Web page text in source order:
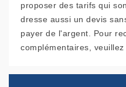
proposer des tarifs qui
dresse aussi un devis
payer de l'argent. Pour
complémentaires,